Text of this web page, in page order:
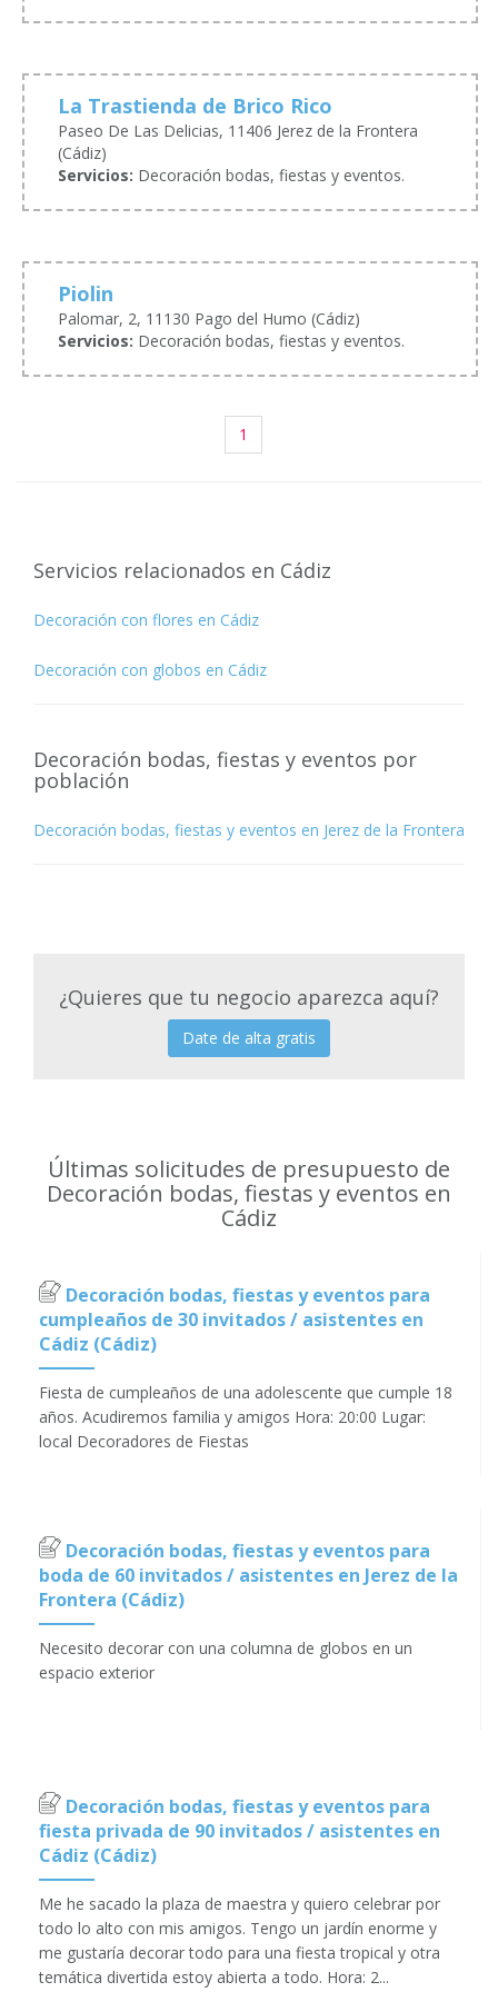
La Trastienda de Brico Rico
Paseo De Las Delicias, 11406 Jerez de la Frontera
(Cádiz)
Servicios: Decoración bodas, fiestas y eventos.
Piolin
Palomar, 2, 11130 Pago del Humo (Cádiz)
Servicios: Decoración bodas, fiestas y eventos.
1
Servicios relacionados en Cádiz
Decoración con flores en Cádiz
Decoración con globos en Cádiz
Decoración bodas, fiestas y eventos por
población
Decoración bodas, fiestas y eventos en Jerez de la Frontera
¿Quieres que tu negocio aparezca aquí?
Date de alta gratis
Últimas solicitudes de presupuesto de
Decoración bodas, fiestas y eventos en
Cádiz
Decoración bodas, fiestas y eventos para
cumpleaños de 30 invitados / asistentes en
Cádiz (Cádiz)
Fiesta de cumpleaños de una adolescente que cumple 18
años. Acudiremos familia y amigos Hora: 20:00 Lugar:
local Decoradores de Fiestas
Decoración bodas, fiestas y eventos para
boda de 60 invitados / asistentes en Jerez de la
Frontera (Cádiz)
Necesito decorar con una columna de globos en un
espacio exterior
Decoración bodas, fiestas y eventos para
fiesta privada de 90 invitados / asistentes en
Cádiz (Cádiz)
Me he sacado la plaza de maestra y quiero celebrar por
todo lo alto con mis amigos. Tengo un jardín enorme y
me gustaría decorar todo para una fiesta tropical y otra
temática divertida estoy abierta a todo. Hora: 2...